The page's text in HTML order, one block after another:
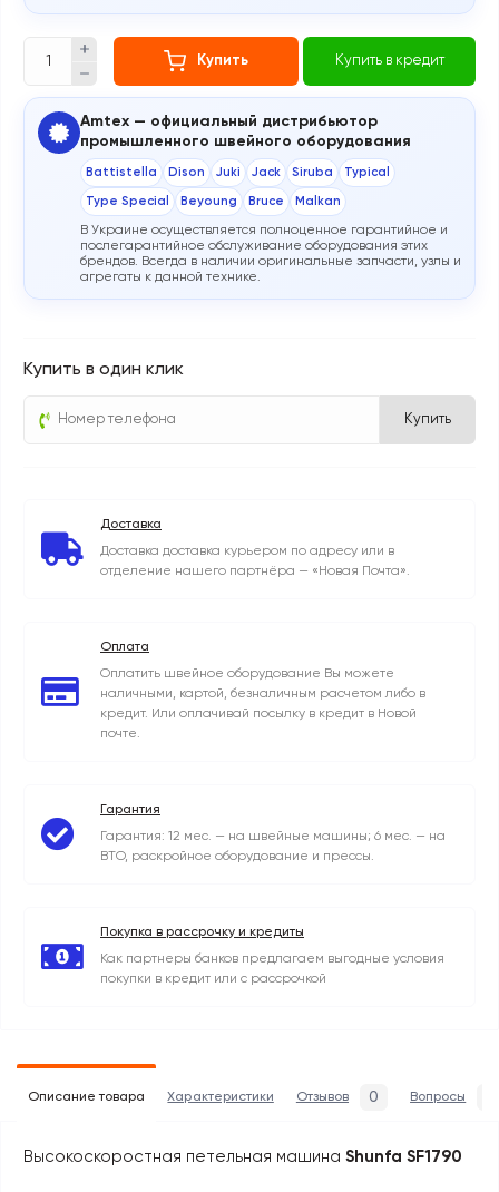
Купить Купить в кредит
Amtex — официальный дистрибьютор
промышленного швейного оборудования
Battistella Dison Juki Jack Siruba Typical
Type Special Beyoung Bruce Malkan
В Украине осуществляется полноценное гарантийное и
послегарантийное обслуживание оборудования этих
брендов. Всегда в наличии оригинальные запчасти, узлы и
агрегаты к данной технике.
Купить в один клик
Купить
Доставка
Доставка доставка курьером по адресу или в
отделение нашего партнёра — «Новая Почта».
Оплата
Оплатить швейное оборудование Вы можете
наличными, картой, безналичным расчетом либо в
кредит. Или оплачивай посылку в кредит в Новой
почте.
Гарантия
Гарантия: 12 мес. — на швейные машины; 6 мес. — на
ВТО, раскройное оборудование и прессы.
Покупка в рассрочку и кредиты
Как партнеры банков предлагаем выгодные условия
покупки в кредит или с рассрочкой
Описание товара Характеристики Отзывов 0 Вопросы
Высокоскоростная петельная машина Shunfa SF1790